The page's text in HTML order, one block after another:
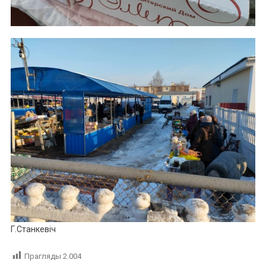
Г.Станкевіч
Прагляды 2.004